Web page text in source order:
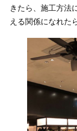
きたら、施工方法
える関係になれた